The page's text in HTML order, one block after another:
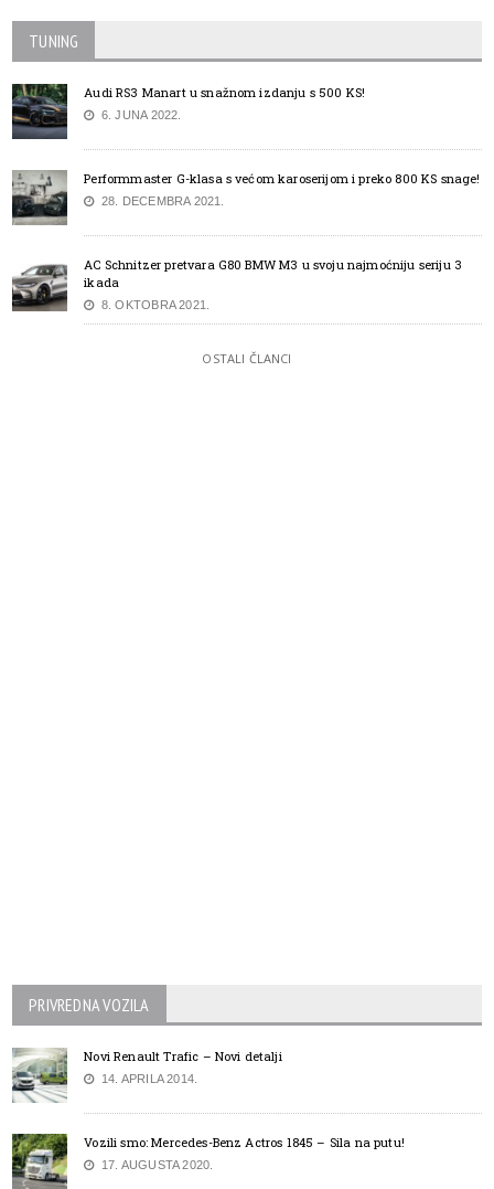
TUNING
Audi RS3 Manart u snažnom izdanju s 500 KS!
6. JUNA 2022.
Performmaster G-klasa s većom karoserijom i preko 800 KS snage!
28. DECEMBRA 2021.
AC Schnitzer pretvara G80 BMW M3 u svoju najmoćniju seriju 3
ikada
8. OKTOBRA 2021.
OSTALI ČLANCI
PRIVREDNA VOZILA
Novi Renault Trafic – Novi detalji
14. APRILA 2014.
Vozili smo: Mercedes-Benz Actros 1845 – Sila na putu!
17. AUGUSTA 2020.